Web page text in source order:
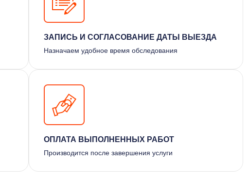
ЗАПИСЬ И СОГЛАСОВАНИЕ ДАТЫ ВЫЕЗДА
Назначаем удобное время обследования
ОПЛАТА ВЫПОЛНЕННЫХ РАБОТ
Производится после завершения услуги